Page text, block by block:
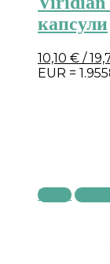
капсули
10,10 € /
EUR =
Купи